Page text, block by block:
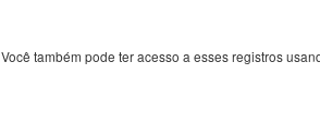
Você também pode ter acesso a esses registros